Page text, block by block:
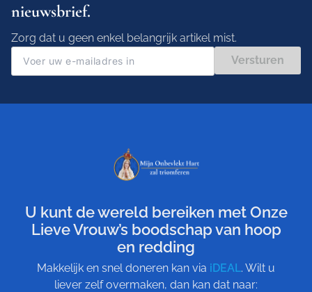
nieuwsbrief.
Zorg dat u geen enkel belangrijk artikel mist.
Versturen
U kunt de wereld bereiken met Onze
Lieve Vrouw’s boodschap van hoop
en redding
Makkelijk en snel doneren kan via iDEAL. Wilt u
liever zelf overmaken, dan kan dat naar: